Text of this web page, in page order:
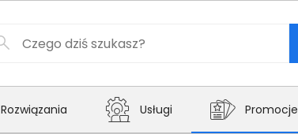
Rozwiązania Usługi Promocje